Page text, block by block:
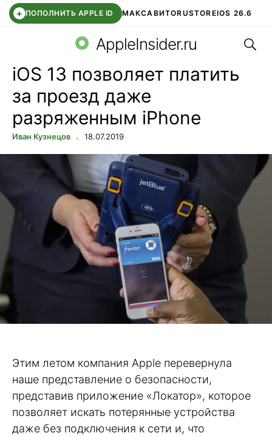
+ ПОПОЛНИТЬ APPLE ID МАКСАВИТОRUSTOREIOS 26.6
СБЕР КИДС ВТБ ОНЛАЙН ЧАТ В ROBLOX
AppleInsider.ru
iOS 13 позволяет платить
за проезд даже
разряженным iPhone
Иван Кузнецов 18.07.2019
Этим летом компания Apple перевернула
наше представление о безопасности,
представив приложение «Локатор», которое
позволяет искать потерянные устройства
даже без подключения к сети и, что